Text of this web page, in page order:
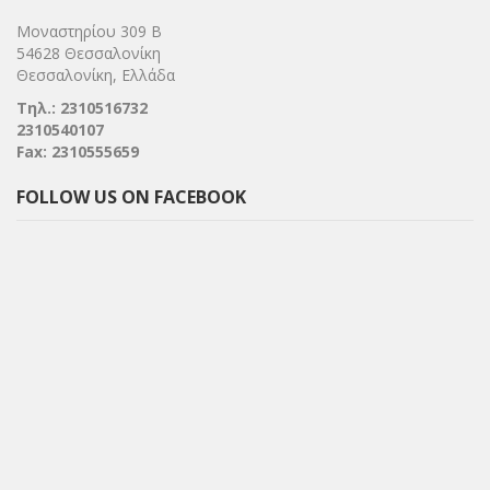
Μοναστηρίου 309 Β
54628 Θεσσαλονίκη
Θεσσαλονίκη, Ελλάδα
Τηλ.: 2310516732
2310540107
Fax: 2310555659
FOLLOW US ON FACEBOOK